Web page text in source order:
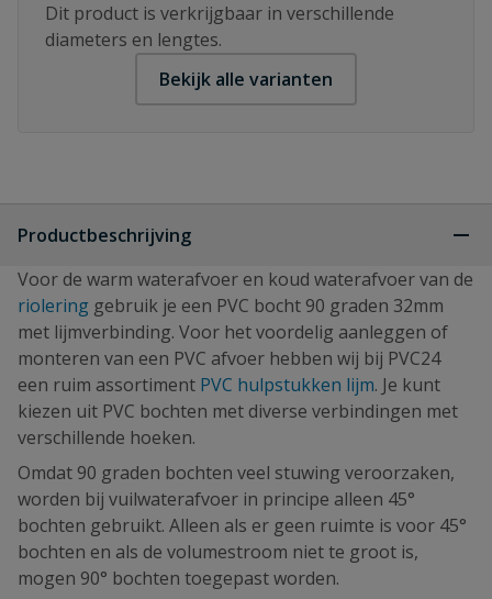
Dit product is verkrijgbaar in verschillende
diameters en lengtes.
Bekijk alle varianten
Productbeschrijving
Voor de warm waterafvoer en koud waterafvoer van de
riolering gebruik je een PVC bocht 90 graden 32mm
met lijmverbinding. Voor het voordelig aanleggen of
monteren van een PVC afvoer hebben wij bij PVC24
een ruim assortiment PVC hulpstukken lijm. Je kunt
kiezen uit PVC bochten met diverse verbindingen met
verschillende hoeken.
Omdat 90 graden bochten veel stuwing veroorzaken,
worden bij vuilwaterafvoer in principe alleen 45°
bochten gebruikt. Alleen als er geen ruimte is voor 45°
bochten en als de volumestroom niet te groot is,
mogen 90° bochten toegepast worden.